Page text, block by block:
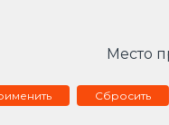
Место
Сбросить